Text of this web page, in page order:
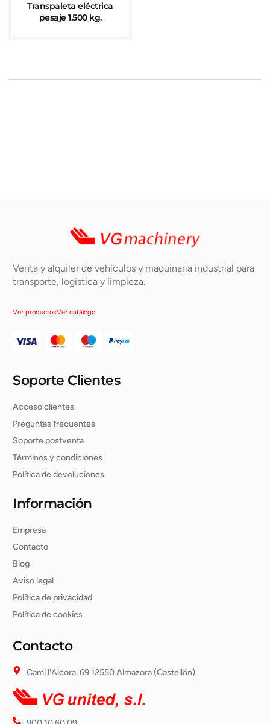
Transpaleta eléctrica
pesaje 1.500 kg.
Venta y alquiler de vehículos y maquinaria industrial para
transporte, logística y limpieza.
Ver productosVer catálogo
Soporte Clientes
Acceso clientes
Preguntas frecuentes
Soporte postventa
Términos y condiciones
Política de devoluciones
Información
Empresa
Contacto
Blog
Aviso legal
Política de privacidad
Política de cookies
Contacto
Camí l'Alcora, 69 12550 Almazora (Castellón)